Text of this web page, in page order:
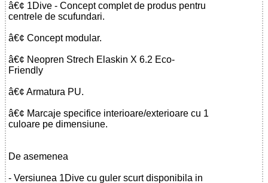
â€¢ 1Dive - Concept complet de produs pentru
centrele de scufundari.
â€¢ Concept modular.
â€¢ Neopren Strech Elaskin X 6.2 Eco-
Friendly
â€¢ Armatura PU.
â€¢ Marcaje specifice interioare/exterioare cu 1
culoare pe dimensiune.
De asemenea
- Versiunea 1Dive cu guler scurt disponibila in